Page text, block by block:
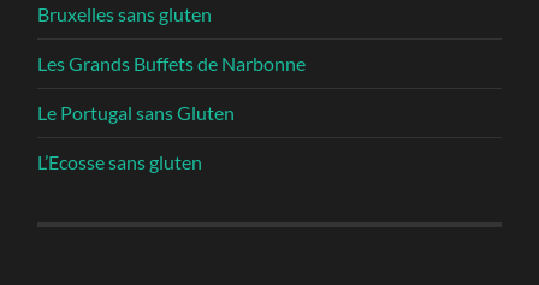
Bruxelles sans gluten
Les Grands Buffets de Narbonne
Le Portugal sans Gluten
L’Ecosse sans gluten